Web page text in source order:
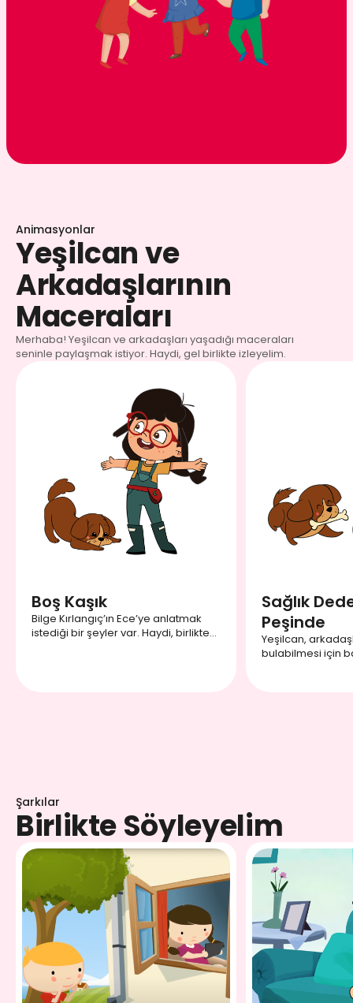
Animasyonlar
Yeşilcan ve
Arkadaşlarının
Maceraları
Merhaba! Yeşilcan ve arkadaşları yaşadığı maceraları
seninle paylaşmak istiyor. Haydi, gel birlikte izleyelim.
Boş Kaşık
Bilge Kırlangıç’ın Ece’ye anlatmak
istediği bir şeyler var. Haydi, birlikte
Sağlık
Peşinde
Yeşilcan,
bulabilmesi için
Şarkılar
Birlikte Söyleyelim